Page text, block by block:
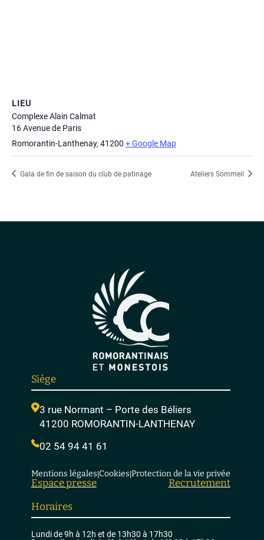
LIEU
Complexe Alain Calmat
16 Avenue de Paris
Romorantin-Lanthenay, 41200 + Google Map
Gala de fin de saison du club de patinage Ateliers Sommeil
Siège
3 rue Normant – Porte des Béliers
41200 ROMORANTIN-LANTHENAY
02 54 94 41 61
Mentions légales|Cookies|Protection de la vie privée
Espace presse
Recrutement
Horaires
Lundi de 9h à 12h et de 13h30 à 17h30